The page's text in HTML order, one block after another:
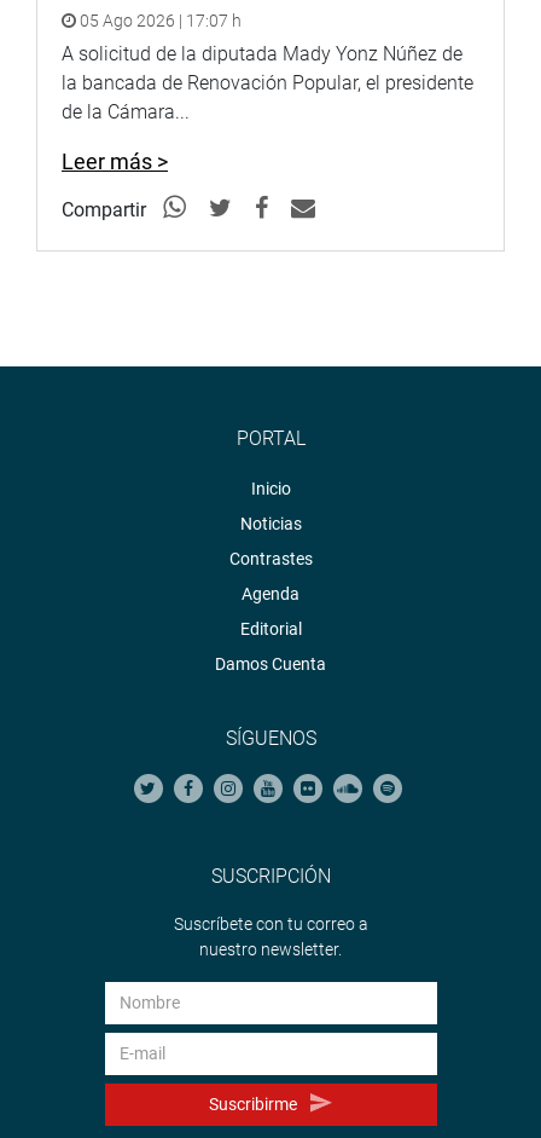
05 Ago 2026 | 17:07 h
A solicitud de la diputada Mady Yonz Núñez de
la bancada de Renovación Popular, el presidente
de la Cámara...
Leer más >
Compartir
PORTAL
Inicio
Noticias
Contrastes
Agenda
Editorial
Damos Cuenta
SÍGUENOS
SUSCRIPCIÓN
Suscríbete con tu correo a
nuestro newsletter.
Suscribirme